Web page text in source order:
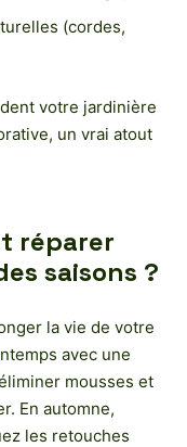
(cordes,
votre jardinière
un vrai atout
réparer
saisons ?
la vie de votre
avec une
mousses et
En automne,
les retouches